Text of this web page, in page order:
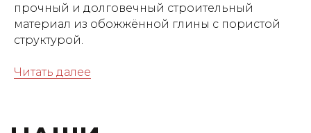
прочный и долговечный строительный
материал из обожжённой глины с пористой
структурой.
Читать далее